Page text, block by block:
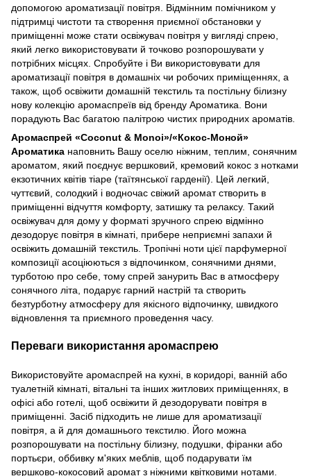
допомогою ароматизації повітря. Відмінним помічником у
підтримці чистоти та створення приємної обстановки у
приміщенні може стати освіжувач повітря у вигляді спрею,
який легко використовувати й точково розпорошувати у
потрібних місцях. Спробуйте і Ви використовувати для
ароматизації повітря в домашніх чи робочих приміщеннях, а
також, щоб освіжити домашній текстиль та постільну білизну
нову колекцію аромаспреїв від бренду Ароматика. Вони
порадують Вас багатою палітрою чистих природних ароматів.
Аромаспрей «Coconut & Monoi»/«Кокос-Моной»
Ароматика наповнить Вашу оселю ніжним, теплим, сонячним
ароматом, який поєднує вершковий, кремовий кокос з нотками
екзотичних квітів тіаре (таїтянської гарденії). Цей легкий,
чуттєвий, солодкий і водночас свіжий аромат створить в
приміщенні відчуття комфорту, затишку та релаксу. Такий
освіжувач для дому у форматі зручного спрею відмінно
дезодорує повітря в кімнаті, прибере неприємні запахи й
освіжить домашній текстиль. Тропічні ноти цієї парфумерної
композиції асоціюються з відпочинком, сонячними днями,
турботою про себе, тому спрей занурить Вас в атмосферу
сонячного літа, подарує гарний настрій та створить
безтурботну атмосферу для якісного відпочинку, швидкого
відновлення та приємного проведення часу.
Переваги використання аромаспрею
Використовуйте аромаспрей на кухні, в коридорі, ванній або
туалетній кімнаті, вітальні та інших житлових приміщеннях, в
офісі або готелі, щоб освіжити й дезодорувати повітря в
приміщенні. Засіб підходить не лише для ароматизації
повітря, а й для домашнього текстилю. Його можна
розпорошувати на постільну білизну, подушки, фіранки або
портьєри, оббивку м'яких меблів, щоб подарувати їм
вершково-кокосовий аромат з ніжними квітковими нотами.